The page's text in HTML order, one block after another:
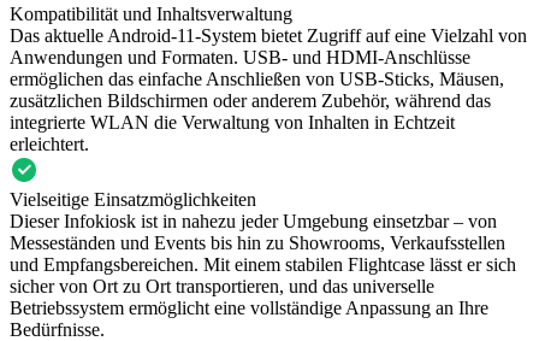
Kompatibilität und Inhaltsverwaltung
Das aktuelle Android-11-System bietet Zugriff auf eine Vielzahl von
Anwendungen und Formaten. USB- und HDMI-Anschlüsse
ermöglichen das einfache Anschließen von USB-Sticks, Mäusen,
zusätzlichen Bildschirmen oder anderem Zubehör, während das
integrierte WLAN die Verwaltung von Inhalten in Echtzeit
erleichtert.
Vielseitige Einsatzmöglichkeiten
Dieser Infokiosk ist in nahezu jeder Umgebung einsetzbar – von
Messeständen und Events bis hin zu Showrooms, Verkaufsstellen
und Empfangsbereichen. Mit einem stabilen Flightcase lässt er sich
sicher von Ort zu Ort transportieren, und das universelle
Betriebssystem ermöglicht eine vollständige Anpassung an Ihre
Bedürfnisse.